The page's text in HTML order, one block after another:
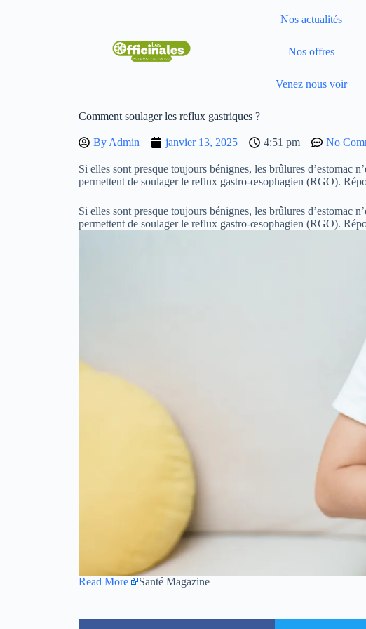
Nos actualités
Nos offres
Venez nous voir
Comment soulager les reflux gastriques ?
By Admin janvier 13, 2025 4:51 pm No
Si elles sont presque toujours bénignes, les brûlures d’estomac
permettent de soulager le reflux gastro-œsophagien (RGO).
Si elles sont presque toujours bénignes, les brûlures d’estomac
permettent de soulager le reflux gastro-œsophagien (RGO).
Read More Santé Magazine